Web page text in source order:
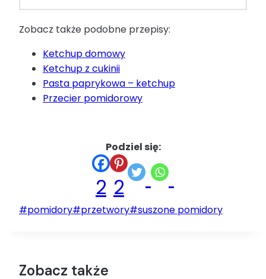
Zobacz także podobne przepisy:
Ketchup domowy
Ketchup z cukinii
Pasta paprykowa – ketchup
Przecier pomidorowy
Podziel się:
2 2
Tagi
#pomidory#przetwory#suszone pomidory
Zobacz także